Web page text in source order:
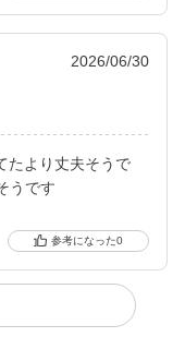
2026/06/30
たより丈夫そうで
うです
0